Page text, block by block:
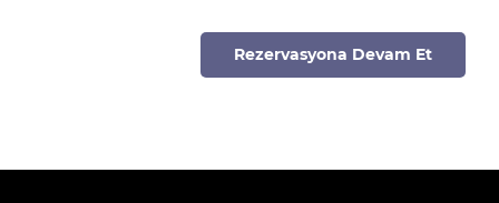
Rezervasyona Devam Et